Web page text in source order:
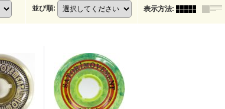
並び順: 表示方法: